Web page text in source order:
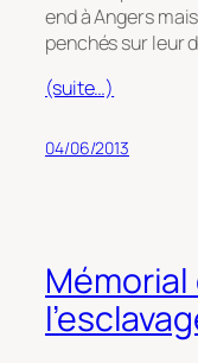
end à Angers
penchés sur leur
(suite…)
04/06/2013
Mémorial